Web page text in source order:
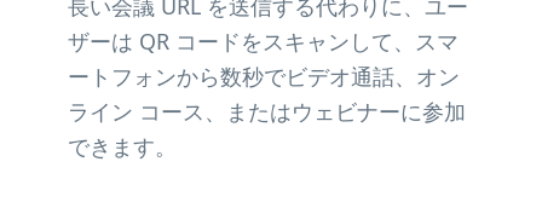
長い会議 URL を送信する代わりに、ユー
ザーは QR コードをスキャンして、スマ
ートフォンから数秒でビデオ通話、オン
ライン コース、またはウェビナーに参加
できます。